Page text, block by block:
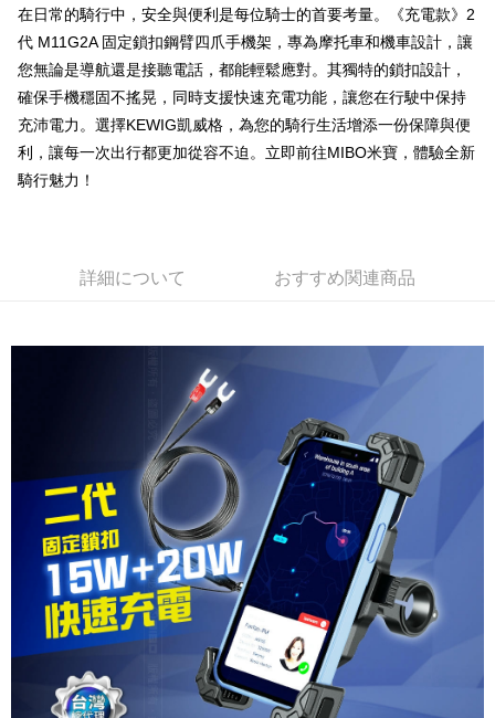
玉山商業銀行
星展(台湾)商業銀行
台新國際商業銀行
中国信託商業銀行
台湾楽天クレジットカード会社
Easy Wallet
Google Pay
Plus Pay
ATM払い
配送方法
線上付款後全家取貨
配送毎にNT$60、NT$699以上で送料無料
配送毎にNT$60、NT$699以上で送料無料
配送毎にNT$60、NT$699以上で送料無料
離島宅配
配送毎にNT$200
在日常的騎行中，安全與便利是每位騎士的首要考量。《充電款》2
代 M11G2A 固定鎖扣鋼臂四爪手機架，專為摩托車和機車設計，讓
您無論是導航還是接聽電話，都能輕鬆應對。其獨特的鎖扣設計，
確保手機穩固不搖晃，同時支援快速充電功能，讓您在行駛中保持
充沛電力。選擇KEWIG凱威格，為您的騎行生活增添一份保障與便
利，讓每一次出行都更加從容不迫。立即前往MIBO米寶，體驗全新
騎行魅力！
詳細について おすすめ関連商品